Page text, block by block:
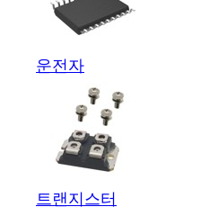
운전자
트랜지스터